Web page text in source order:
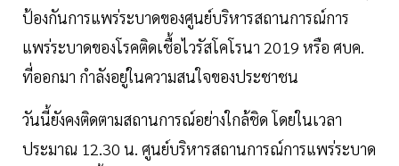
ป้องกันการแพร่ระบาดของศูนย์บริหารสถานการณ์การ
แพร่ระบาดของโรคติดเชื้อไวรัสโคโรนา 2019 หรือ ศบค.
ที่ออกมา กำลังอยู่ในความสนใจของประชาชน
วันนี้ยังคงติดตามสถานการณ์อย่างใกล้ชิด โดยในเวลา
ประมาณ 12.30 น. ศูนย์บริหารสถานการณ์การแพร่ระบาด